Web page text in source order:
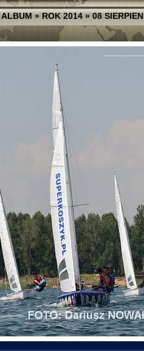
»ROK 2014»08 SIERPIEN